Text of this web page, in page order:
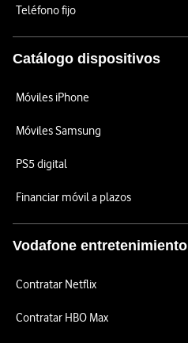
Teléfono fijo
Catálogo dispositivos
Móviles iPhone
Móviles Samsung
PS5 digital
Financiar móvil a plazos
Vodafone entretenimiento
Contratar Netflix
Contratar HBO Max